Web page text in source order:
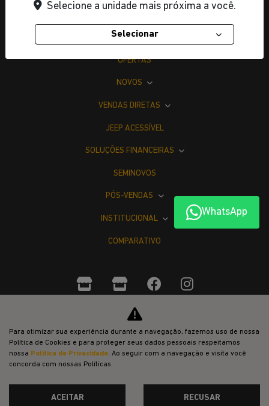
WhatsApp
OFERTAS
NOVOS
VENDAS DIRETAS
JEEP ACESSÍVEL
SOLUÇÕES FINANCEIRAS
SEMINOVOS
PÓS-VENDAS
INSTITUCIONAL
COMPARATIVO
Desacelere. Seu bem maior é a vida.
Selecione a unidade mais próxima a você.
Selecionar
Para otimizar sua experiência durante a navegação, fazemos uso de nossa
Política de Cookies e para proteger seus dados pessoais respeitamos
nossa Política de Privacidade. Ao seguir com a navegação e visita você
concorda com nossas Políticas.
ACEITAR RECUSAR